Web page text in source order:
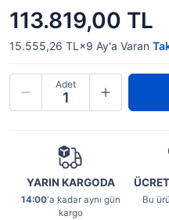
113.819,00 TL
15.555,26 TL×9 Ay'a Varan
Adet
YARIN KARGODA
14:00'a kadar aynı gün
kargo
Bu